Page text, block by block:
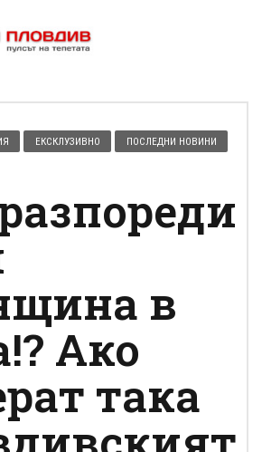
ЕКСКЛУЗИВНО ПОСЛЕДНИ НОВИНИ
в
Ако
така